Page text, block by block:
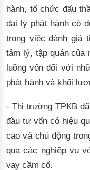
hành, tổ chức đấu
đại lý phát hành có
trong việc đánh giá
tâm lý, tập quán của
luồng vốn đối với
phát hành và khối
- Thị trường TPKB
đầu tư vốn có hiệu
cao và chủ động
qua các nghiệp vụ
vay cầm cố.